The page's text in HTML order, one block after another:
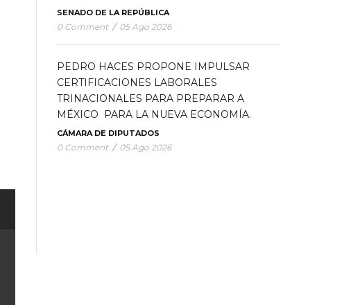
SENADO DE LA REPÚBLICA
0 Comment / 05 Ago 2026
PEDRO HACES PROPONE IMPULSAR
CERTIFICACIONES LABORALES
TRINACIONALES PARA PREPARAR A
MÉXICO PARA LA NUEVA ECONOMÍA.
CÁMARA DE DIPUTADOS
0 Comment / 05 Ago 2026